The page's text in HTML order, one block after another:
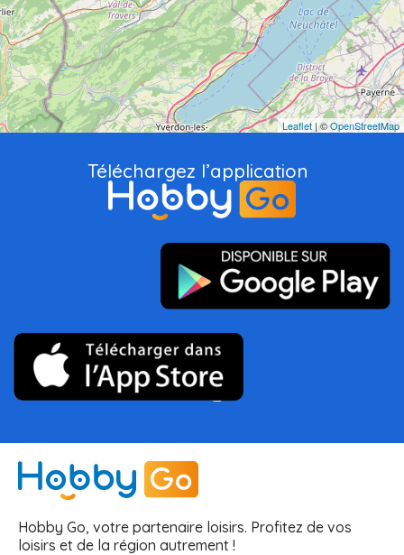
Leaflet | ©OpenStreetMap
Téléchargez l’application
Hobby Go, votre partenaire loisirs. Profitez de vos
loisirs et de la région autrement !